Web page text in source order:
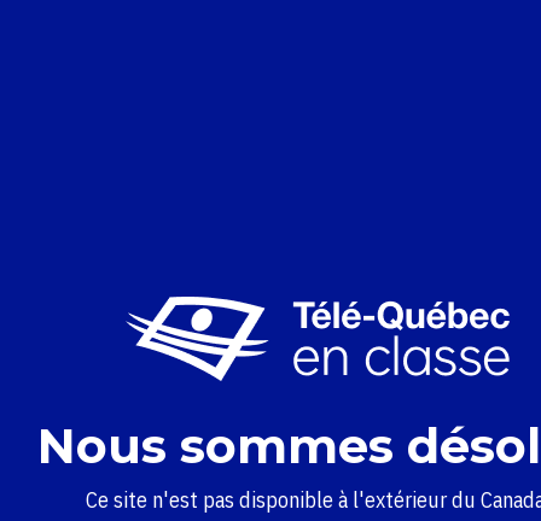
Nous sommes
Ce site n'est pas disponible à l'extérieur du